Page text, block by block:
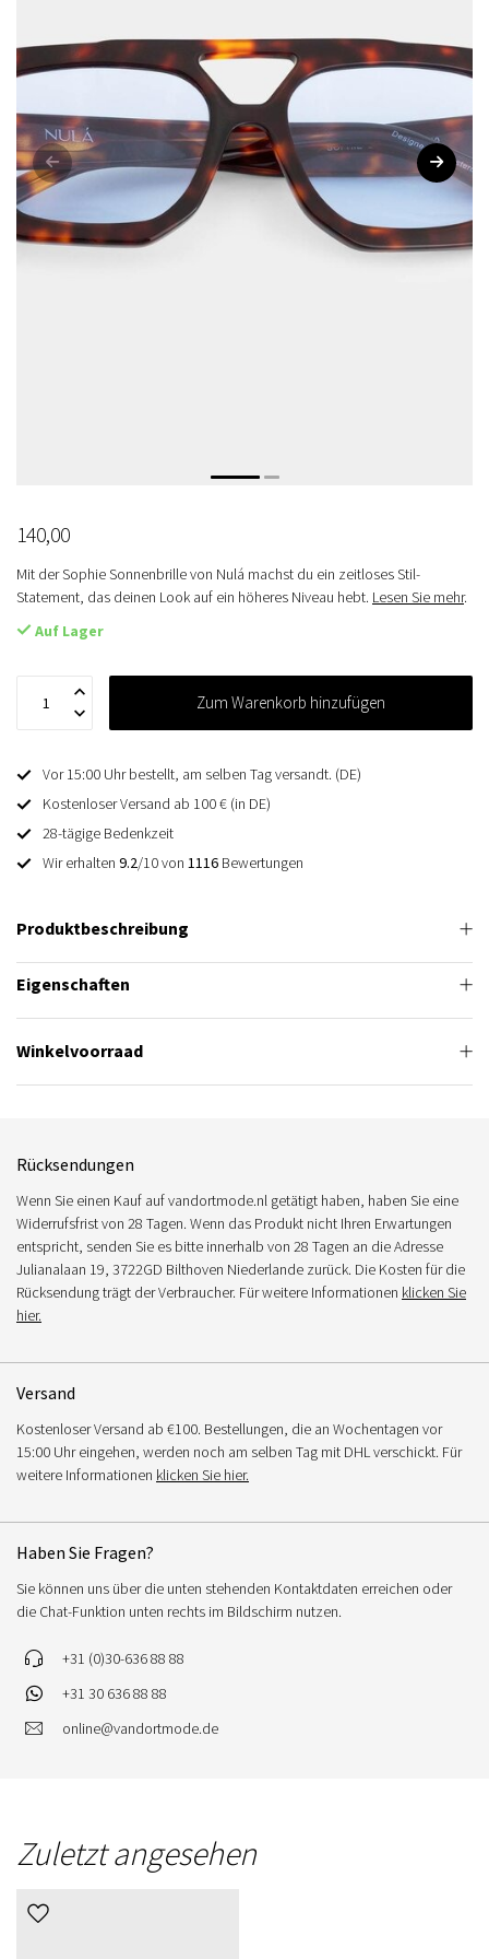
140,00
Mit der Sophie Sonnenbrille von Nulá machst du ein zeitloses Stil-
Statement, das deinen Look auf ein höheres Niveau hebt. Lesen Sie mehr.
Auf Lager
Zum Warenkorb hinzufügen
Vor 15:00 Uhr bestellt, am selben Tag versandt. (DE)
Kostenloser Versand ab 100 € (in DE)
28-tägige Bedenkzeit
Wir erhalten 9.2/10 von 1116 Bewertungen
Produktbeschreibung
Eigenschaften
Winkelvoorraad
Rücksendungen
Wenn Sie einen Kauf auf vandortmode.nl getätigt haben, haben Sie eine
Widerrufsfrist von 28 Tagen. Wenn das Produkt nicht Ihren Erwartungen
entspricht, senden Sie es bitte innerhalb von 28 Tagen an die Adresse
Julianalaan 19, 3722GD Bilthoven Niederlande zurück. Die Kosten für die
Rücksendung trägt der Verbraucher. Für weitere Informationen klicken Sie
hier.
Versand
Kostenloser Versand ab €100. Bestellungen, die an Wochentagen vor
15:00 Uhr eingehen, werden noch am selben Tag mit DHL verschickt. Für
weitere Informationen klicken Sie hier.
Haben Sie Fragen?
Sie können uns über die unten stehenden Kontaktdaten erreichen oder
die Chat-Funktion unten rechts im Bildschirm nutzen.
+31 (0)30-636 88 88
+31 30 636 88 88
online@vandortmode.de
Zuletzt angesehen